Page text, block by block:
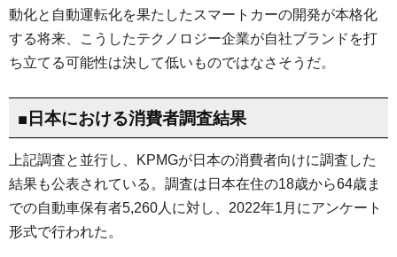
動化と自動運転化を果たしたスマートカーの開発が本格化
する将来、こうしたテクノロジー企業が自社ブランドを打
ち立てる可能性は決して低いものではなさそうだ。
■日本における消費者調査結果
上記調査と並行し、KPMGが日本の消費者向けに調査した
結果も公表されている。調査は日本在住の18歳から64歳ま
での自動車保有者5,260人に対し、2022年1月にアンケート
形式で行われた。